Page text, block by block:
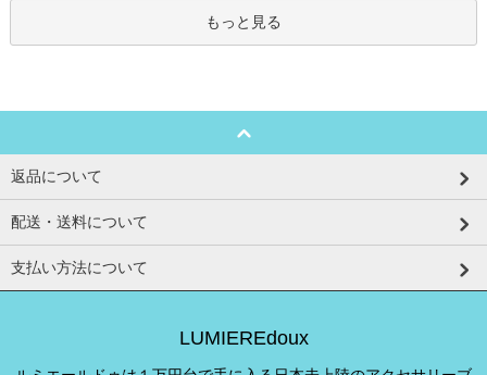
もっと見る
返品について
配送・送料について
支払い方法について
LUMIEREdoux